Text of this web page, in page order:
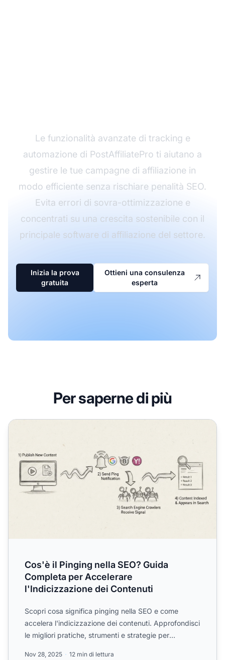
Le funzionalità avanzate di tracking e
automazione di PostAffiliatePro ti aiutano a
gestire le tue campagne di affiliazione in
modo efficiente senza rischiare penalità SEO.
Evita errori di sovra-ottimizzazione e
concentrati su una crescita sostenibile con il
principale software di affiliazione del settore.
Inizia la prova
gratuita
Ottieni una consulenza
esperta
Per saperne di più
Cos'è il Pinging nella SEO? Guida Completa per
Cos'è il Pinging nella SEO? Guida
Completa per Accelerare
l'Indicizzazione dei Contenuti
Scopri cosa significa pinging nella SEO e come
accelera l'indicizzazione dei contenuti. Approfondisci
le migliori pratiche, strumenti e strategie per
Nov 28, 2025 12 min di lettura